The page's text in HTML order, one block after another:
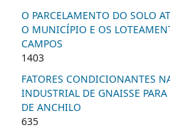
O PARCELAMENTO DO SOLO
O MUNICÍPIO E OS
CAMPOS
1403
FATORES CONDICIONANTES
INDUSTRIAL DE GNAISSE
DE ANCHILO
635